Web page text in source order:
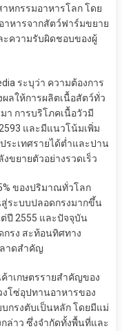
หกรรมอาหารโลก โดย
าหารจากสัตว์ฟาร์มขยาย
ความรับผิดชอบของผู้
ระบุว่า ความต้องการ
ลให้การผลิตเนื้อสัตว์ทั่ว
า การบริโภคเนื้อวัวมี
และมีแนวโน้มเพิ่ม
ระเทศรายได้ต่ำและปาน
ขยายตัวอย่างรวดเร็ว
ของปริมาณทั่วโลก
ระบบปลอดกรงมากขึ้น
ปี 2555 และปัจจุบัน
กรง สะท้อนทิศทาง
าดสำคัญ
าเกษตรรายสำคัญของ
งโซ่อุปทานอาหารของ
กรงตับเป็นหลัก โดยมีแม่
ล่าว ซึ่งจำกัดทั้งพื้นที่และ